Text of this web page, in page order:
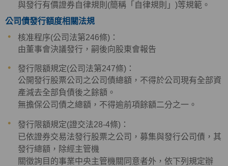
與發行有價證券自律規則(簡稱「自律規則」)等規範。
公司債發行額度相關法規
核准程序(公司法第246條)：
由董事會決議發行，嗣後向股東會報告
發行限額規定(公司法第247條)：
公開發行股票公司之公司債總額，不得於公司現有全部資
產減去全部負債後之餘額。
無擔保公司債之總額，不得逾前項餘額二分之一。
發行限額規定(證交法28-4條)：
已依證券交易法發行股票之公司，募集與發行公司債，其
發行總額，除經主管機
關徵詢目的事業中央主管機關同意者外，依下列規定辦